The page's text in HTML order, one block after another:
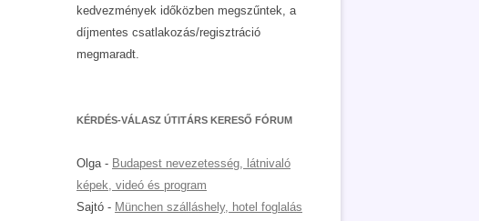
kedvezmények időközben megszűntek, a
díjmentes csatlakozás/regisztráció
megmaradt.
KÉRDÉS-VÁLASZ ÚTITÁRS KERESŐ FÓRUM
Olga- Budapest nevezetesség, látnivaló
képek, videó és program
Sajtó - München szálláshely, hotel foglalás